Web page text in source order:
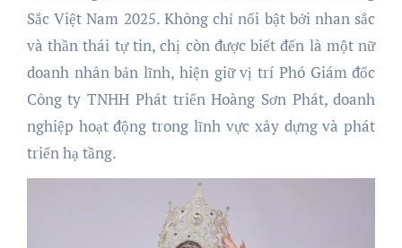
Sắc Việt Nam 2025. Không chỉ nổi bật bởi nhan sắc
và thần thái tự tin, chị còn được biết đến là một nữ
doanh nhân bản lĩnh, hiện giữ vị trí Phó Giám đốc
Công ty TNHH Phát triển Hoàng Sơn Phát, doanh
nghiệp hoạt động trong lĩnh vực xây dựng và phát
triển hạ tầng.